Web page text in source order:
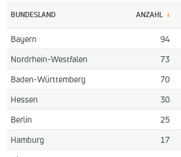
BUNDESLAND ANZAHL ↓
Bayern 94
Nordrhein-Westfalen
73
Baden-Württemberg
70
Hessen
30
Berlin
25
Hamburg
17